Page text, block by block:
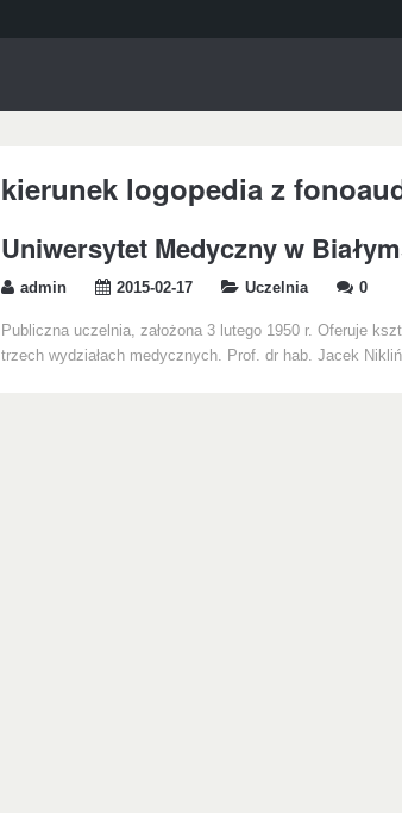
kierunek logopedia z
Uniwersytet Medyczny w
admin 2015-02-17 Uczelnia 0
Publiczna uczelnia, założona 3 lutego 1950 r. Oferuje
trzech wydziałach medycznych. Prof. dr hab. Jacek